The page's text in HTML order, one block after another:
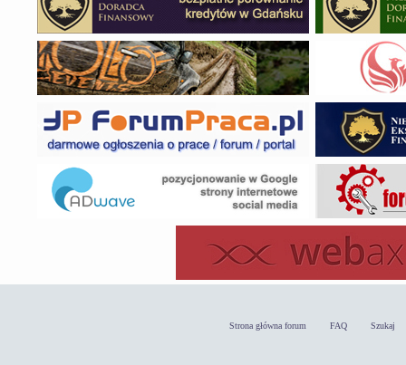
Strona główna forum FAQ Szukaj